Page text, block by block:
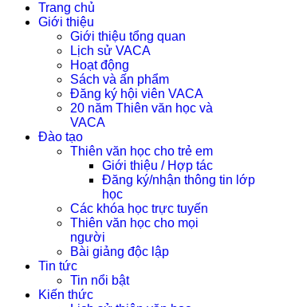
Trang chủ
Giới thiệu
Giới thiệu tổng quan
Lịch sử VACA
Hoạt động
Sách và ấn phẩm
Đăng ký hội viên VACA
20 năm Thiên văn học và
VACA
Đào tạo
Thiên văn học cho trẻ em
Giới thiệu / Hợp tác
Đăng ký/nhận thông tin lớp
học
Các khóa học trực tuyến
Thiên văn học cho mọi
người
Bài giảng độc lập
Tin tức
Tin nổi bật
Kiến thức